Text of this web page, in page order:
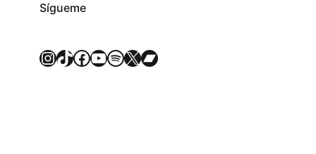
Sígueme
InstagramTikTok Facebook YouTube Spotify X Bandcamp